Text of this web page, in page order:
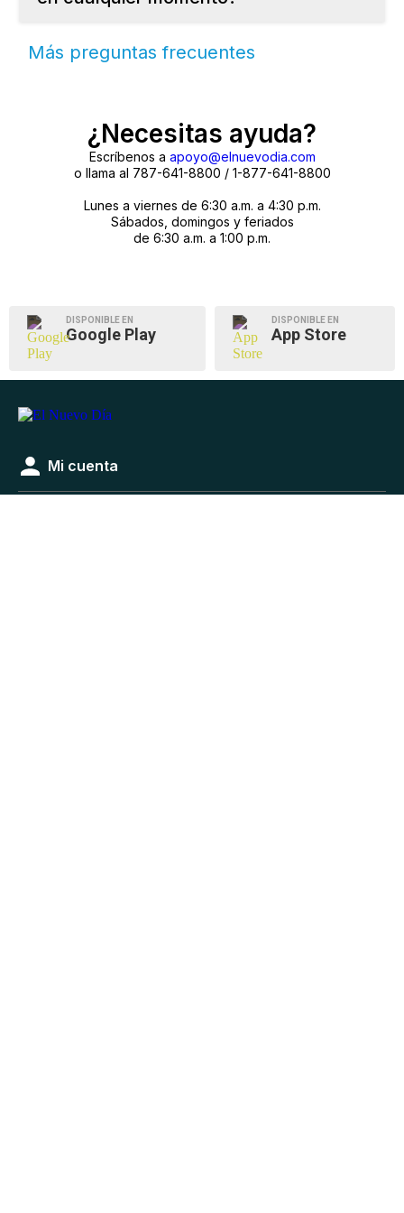
Más preguntas frecuentes
¿Necesitas ayuda?
Escríbenos a apoyo@elnuevodia.com
o llama al 787-641-8800 / 1-877-641-8800
Lunes a viernes de 6:30 a.m. a 4:30 p.m.
Sábados, domingos y feriados
de 6:30 a.m. a 1:00 p.m.
DISPONIBLE EN
Google Play
DISPONIBLE EN
App Store
Mi cuenta